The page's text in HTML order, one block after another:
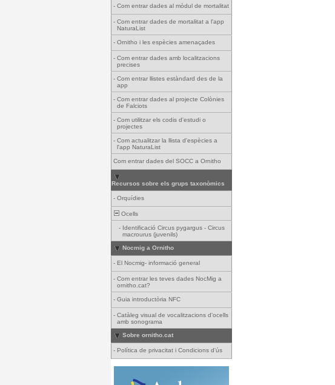
- Com entrar dades al mòdul de mortalitat
- Com entrar dades de mortalitat a l'app
NaturaList
- Ornitho i les espècies amenaçades
- Com entrar dades amb localitzacions
precises
- Com entrar llistes estàndard des de la
app
- Com entrar dades al projecte Colònies
de Falciots
- Com utilitzar els codis d'estudi o
projectes
- Com actualitzar la llista d'espècies a
l'app NaturaList
Com entrar dades del SOCC a Ornitho
Recursos sobre els grups taxonòmics
- Orquídies
Ocells
- Identificació Circus pygargus - Circus
macrourus (juvenils)
Nocmig a Ornitho
- El Nocmig- informació general
- Com entrar les teves dades NocMig a
ornitho.cat?
- Guia introductòria NFC
- Catàleg visual de vocalitzacions d'ocells
amb sonograma
Sobre ornitho.cat
- Política de privacitat i Condicions d'ús